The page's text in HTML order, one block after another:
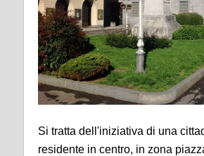
Si tratta dell'iniziativa di una
residente in centro, in zona